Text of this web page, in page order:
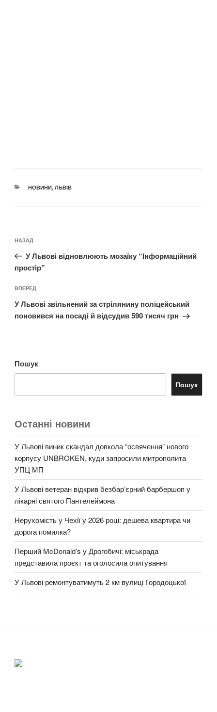
КАТЕГОРІЇ
НОВИНИ, ЛЬВІВ
записів
Попередній
запис:
НАЗАД
У Львові відновлюють мозаїку “Інформаційний
простір”
Наступний
запис
ВПЕРЕД
У Львові звільнений за стрілянину поліцейський
поновився на посаді й відсудив 590 тисяч грн
Пошук
Пошук
Останні новини
У Львові виник скандал довкола “освячення” нового
корпусу UNBROKEN, куди запросили митрополита
УПЦ МП
У Львові ветеран відкрив безбар’єрний барбершоп у
лікарні святого Пантелеймона
Нерухомість у Чехії у 2026 році: дешева квартира чи
дорога помилка?
Перший McDonald’s у Дрогобичі: міськрада
представила проєкт та оголосила опитування
У Львові ремонтуватимуть 2 км вулиці Городоцької